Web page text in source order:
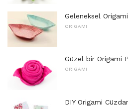
Geleneksel
ORIGAMI
Güzel bir Origami
ORIGAMI
DIY Origami